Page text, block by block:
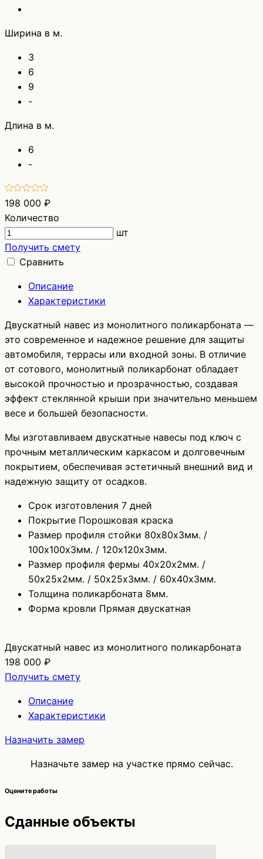
Ширина в м.
3
6
9
-
Длина в м.
6
-
198 000 ₽
Количество
шт
Получить смету
Сравнить
Описание
Характеристики
Двускатный навес из монолитного поликарбоната —
это современное и надежное решение для защиты
автомобиля, террасы или входной зоны. В отличие
от сотового, монолитный поликарбонат обладает
высокой прочностью и прозрачностью, создавая
эффект стеклянной крыши при значительно меньшем
весе и большей безопасности.
Мы изготавливаем двускатные навесы под ключ с
прочным металлическим каркасом и долговечным
покрытием, обеспечивая эстетичный внешний вид и
надежную защиту от осадков.
Срок изготовления 7 дней
Покрытие Порошковая краска
Размер профиля стойки 80х80х3мм. /
100х100х3мм. / 120х120х3мм.
Размер профиля фермы 40х20х2мм. /
50х25х2мм. / 50х25х3мм. / 60х40х3мм.
Толщина поликарбоната 8мм.
Форма кровли Прямая двускатная
Двускатный навес из монолитного поликарбоната
198 000 ₽
Получить смету
Описание
Характеристики
Назначить замер
Назначьте замер на участке прямо сейчас.
Оцените работы
Сданные объекты